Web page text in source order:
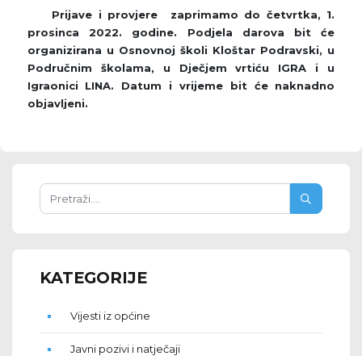
Prijave i provjere zaprimamo do četvrtka, 1.
prosinca 2022. godine. Podjela darova bit će
organizirana u Osnovnoj školi Kloštar Podravski, u
Područnim školama, u Dječjem vrtiću IGRA i u
Igraonici LINA. Datum i vrijeme bit će naknadno
objavljeni.
KATEGORIJE
Vijesti iz općine
Javni pozivi i natječaji